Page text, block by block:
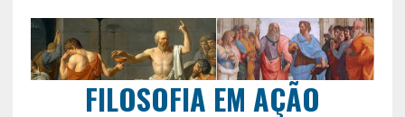
FILOSOFIA EM AÇÃO